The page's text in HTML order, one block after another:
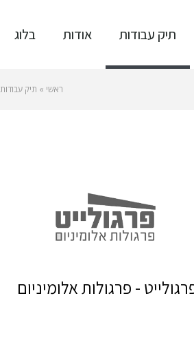
תיק עבודות אודות בלוג
ראשי » תיק עבודות
- פרגולות אלומיניום